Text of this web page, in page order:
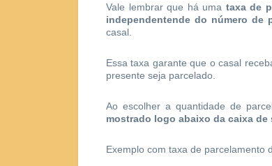
Vale lembrar que há uma taxa de
independentende do número de
casal.
Essa taxa garante que o casal
presente seja parcelado.
Ao escolher a quantidade de
mostrado logo abaixo da caixa de
Exemplo com taxa de parcelamento